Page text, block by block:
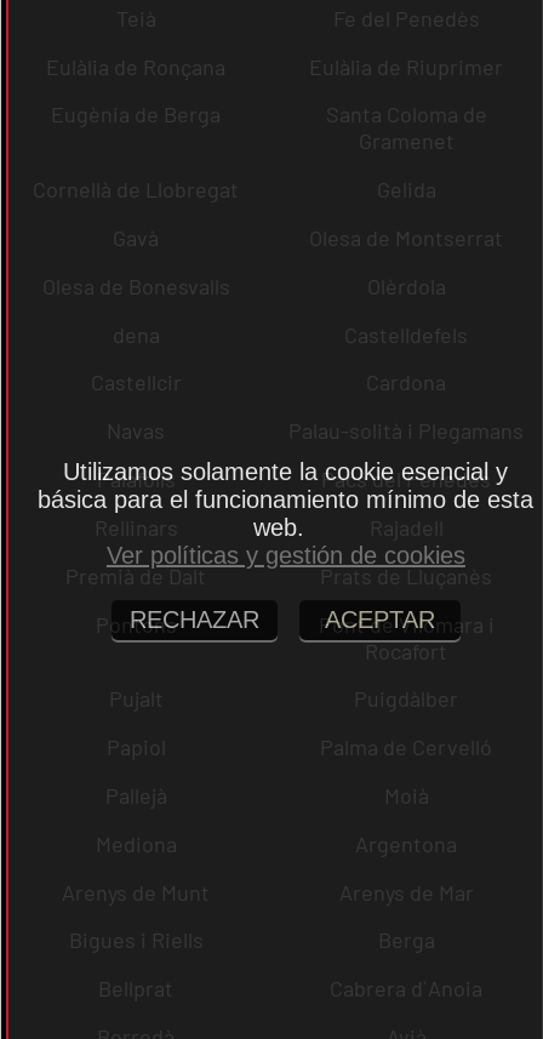
Teià
Fe del Penedès
Eulàlia de Ronçana
Eulàlia de Riuprimer
Eugènia de Berga
Santa Coloma de
Gramenet
Cornellà de Llobregat
Gelida
Gavà
Olesa de Montserrat
Olesa de Bonesvalls
Olèrdola
dena
Castelldefels
Castellcir
Cardona
Navas
Palau-solità i Plegamans
Palafolls
Pacs del Penedès
Rellinars
Rajadell
Premià de Dalt
Prats de Lluçanès
Pontons
Pont de Vilomara i
Rocafort
Pujalt
Puigdàlber
Papiol
Palma de Cervelló
Pallejà
Moià
Mediona
Argentona
Arenys de Munt
Arenys de Mar
Bigues i Riells
Berga
Bellprat
Cabrera d´Anoia
Utilizamos solamente la cookie esencial y
básica para el funcionamiento mínimo de esta
web.
Ver políticas y gestión de cookies
RECHAZAR ACEPTAR